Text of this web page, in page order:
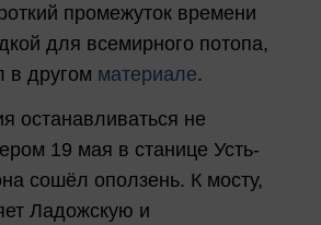
промежуток времени
для всемирного потопа,
в другом материале.
останавливаться не
19 мая в станице Усть-
сошёл оползень. К мосту,
Ладожскую и